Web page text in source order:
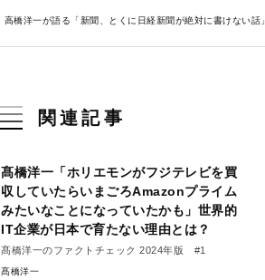
高橋洋一が語る「新聞、とくに日経新聞が絶対に書けない
関連記事
髙橋洋一「ホリエモンがフジテレビを買
収していたらいまごろAmazonプライム
みたいなことになっていたかも」世界的
IT企業が日本で育たない理由とは？
髙橋洋一のファクトチェック 2024年版 #1
髙橋洋一